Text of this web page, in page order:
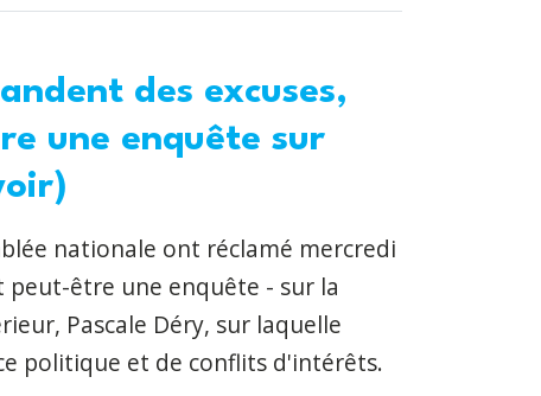
des excuses,
une enquête sur
nationale ont réclamé mercredi
peut-être une enquête - sur la
Pascale Déry, sur laquelle
politique et de conflits d'intérêts.